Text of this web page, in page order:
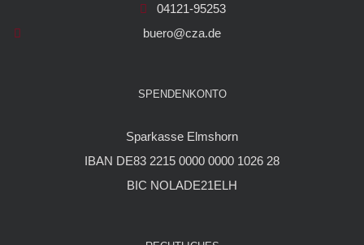
04121-95253
buero@cza.de
SPENDENKONTO
Sparkasse Elmshorn
IBAN DE83 2215 0000 0000 1026 28
BIC NOLADE21ELH